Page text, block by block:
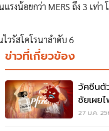
แรงน้อยกว่า MERS ถึง 3 เท่
ไวรัสโคโรนาลำดับ 6
ข่าวที่เกี่ยวข้อง
วัคซีนตั
ชัยเผย
27 ม.ค.